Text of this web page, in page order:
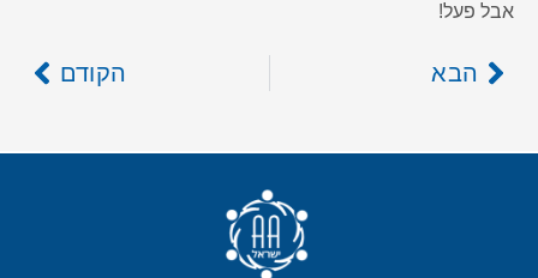
אבל פעל!
הבא הקודם